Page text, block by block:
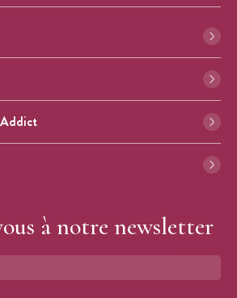
à notre newsletter